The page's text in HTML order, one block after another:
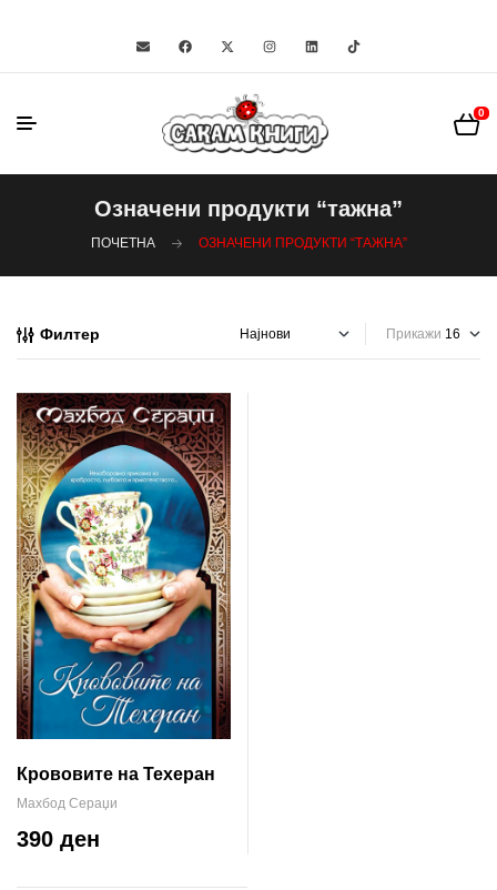
0
Означени продукти “тажна”
ПОЧЕТНА ОЗНАЧЕНИ ПРОДУКТИ “ТАЖНА”
Филтер Прикажи
Крововите на Техеран
Махбод Сераџи
390 ден